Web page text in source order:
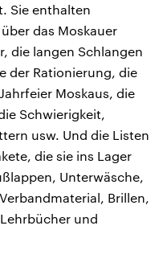
Sie enthalten
das Moskauer
die langen Schlangen
der Rationierung, die
Moskaus, die
Schwierigkeit,
usw. Und die Listen
die sie ins Lager
Unterwäsche,
Brillen,
und